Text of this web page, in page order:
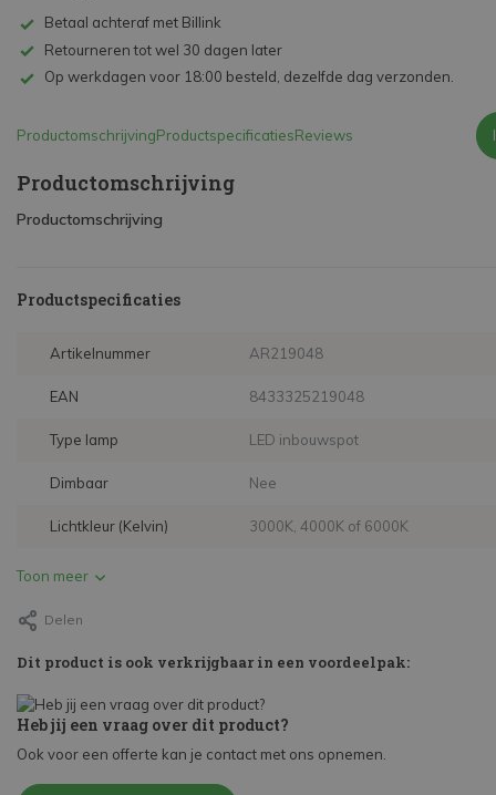
Betaal achteraf met Billink
Retourneren tot wel 30 dagen later
Op werkdagen voor 18:00 besteld, dezelfde dag verzonden.
ProductomschrijvingProductspecificatiesReviews
Productomschrijving
Productomschrijving
Productspecificaties
Artikelnummer AR219048
EAN 8433325219048
Type lamp LED inbouwspot
Dimbaar Nee
Lichtkleur (Kelvin) 3000K, 4000K of 6000K
Toon meer
Delen
Dit product is ook verkrijgbaar in een voordeelpak:
Heb jij een vraag over dit product?
Ook voor een offerte kan je contact met ons opnemen.